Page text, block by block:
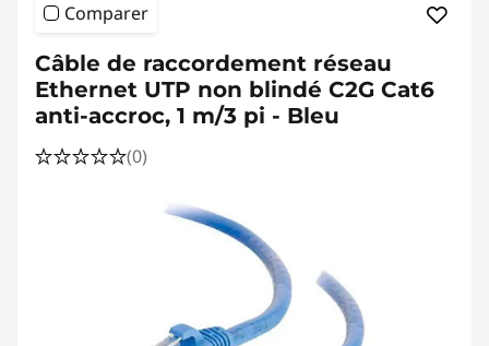
Comparer
Câble de raccordement réseau
Ethernet UTP non blindé C2G Cat6
anti-accroc, 1 m/3 pi - Bleu
(0)